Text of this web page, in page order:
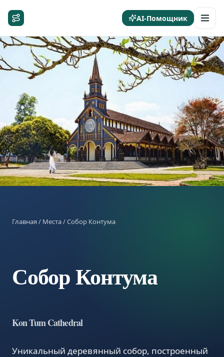
AI-Помощник
Главная/ Места/ Собор Контума
Собор Контума
Kon Tum Cathedral
Уникальный деревянный собор, построенный